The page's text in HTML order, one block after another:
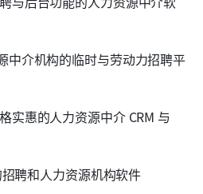
中介机构的临时与劳动力招聘平
实惠的人力资源中介 CRM 与
聘和人力资源机构软件